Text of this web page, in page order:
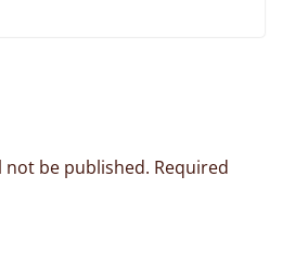
not be published. Required